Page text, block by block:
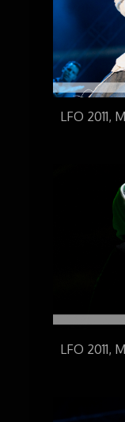
LFO 2011,
LFO 2011,